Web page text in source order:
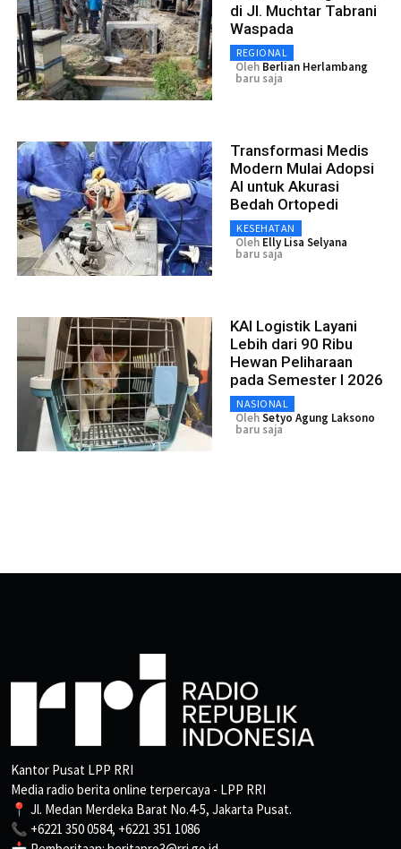
di Jl. Muchtar Tabrani
Waspada
REGIONAL
Oleh Berlian Herlambang
baru saja
Transformasi Medis
Modern Mulai Adopsi
AI untuk Akurasi
Bedah Ortopedi
KESEHATAN
Oleh Elly Lisa Selyana
baru saja
KAI Logistik Layani
Lebih dari 90 Ribu
Hewan Peliharaan
pada Semester I 2026
NASIONAL
OlehSetyo Agung Laksono
baru saja
Kantor Pusat LPP RRI
Media radio berita online terpercaya - LPP RRI
📍 Jl. Medan Merdeka Barat No.4-5, Jakarta Pusat.
📞 +6221 350 0584, +6221 351 1086